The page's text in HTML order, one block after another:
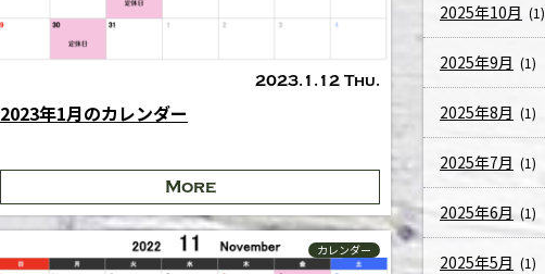
2023.1.12 Thu.
2023年1月のカレンダー
More
カレンダー
2025年10月 (1)
2025年9月 (1)
2025年8月 (1)
2025年7月 (1)
2025年6月 (1)
2025年5月 (1)